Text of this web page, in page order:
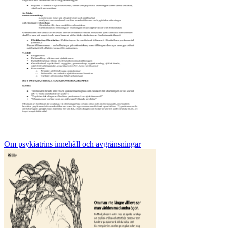
Om psykiatrins innehåll och avgränsningar